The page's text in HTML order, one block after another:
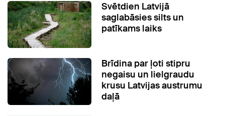
Svētdien Latvijā
saglabāsies silts un
patīkams laiks
Brīdina par ļoti stipru
negaisu un lielgraudu
krusu Latvijas austrumu
daļā